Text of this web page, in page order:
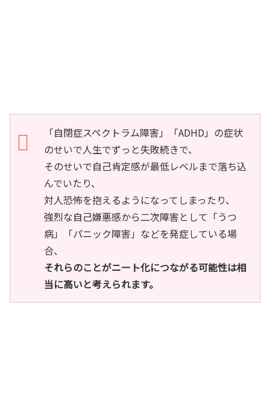
「自閉症スペクトラム障害」「ADHD」の症状
のせいで人生でずっと失敗続きで、
そのせいで自己肯定感が最低レベルまで落ち込
んでいたり、
対人恐怖を抱えるようになってしまったり、
強烈な自己嫌悪感から二次障害として「うつ
病」「パニック障害」などを発症している場
合、
それらのことがニート化につながる可能性は相
当に高いと考えられます。